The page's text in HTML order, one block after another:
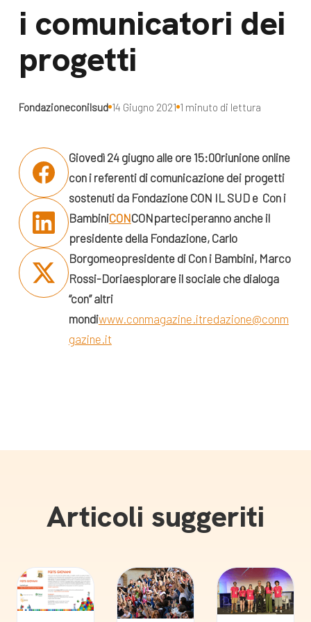
i comunicatori dei
progetti
Fondazioneconilsud 14 Giugno 2021 1 minuto di lettura
Giovedì 24 giugno alle ore 15:00riunione online
con i referenti di comunicazione dei progetti
sostenuti da Fondazione CON IL SUD e Con i
BambiniCONCONparteciperanno anche il
presidente della Fondazione, Carlo
Borgomeopresidente di Con i Bambini, Marco
Rossi-Doriaesplorare il sociale che dialoga
“con” altri
mondiwww.conmagazine.itredazione@conm
gazine.it
Articoli suggeriti
Lavora con noi
Bilancio di
missione
News e
News
Appuntamenti
dal Sud
Videomagazine
e blog progetti
Seguici sui social: